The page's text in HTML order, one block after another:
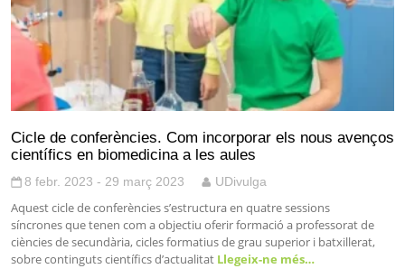
Cicle de conferències. Com incorporar els nous avenços
científics en biomedicina a les aules
8 febr. 2023 - 29 març 2023 UDivulga
Aquest cicle de conferències s’estructura en quatre sessions
síncrones que tenen com a objectiu oferir formació a professorat de
ciències de secundària, cicles formatius de grau superior i batxillerat,
sobre continguts científics d’actualitat Llegeix-ne més…